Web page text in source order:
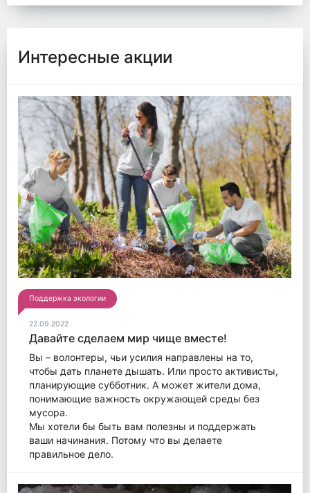
Интересные акции
Поддержка экологии
22.09.2022
Давайте сделаем мир чище вместе!
Вы – волонтеры, чьи усилия направлены на то,
чтобы дать планете дышать. Или просто активисты,
планирующие субботник. А может жители дома,
понимающие важность окружающей среды без
мусора.
Мы хотели бы быть вам полезны и поддержать
ваши начинания. Потому что вы делаете
правильное дело.